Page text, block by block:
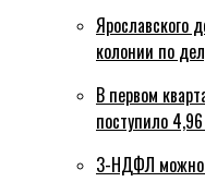
Ярославского
колонии по
В первом
поступило
3-НДФЛ можно